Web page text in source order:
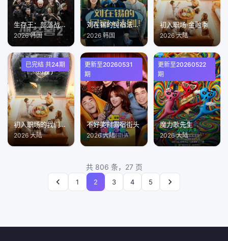
生存王：部落战争2
2026 韩国
刘在锡的民宿法则！
2026 韩国
初入职场·金融季
2026 大陆
已完结 共24期
初入职场的我们第六季
2026 大陆
更新至20260531
期
不好笑就露宿街头
2026 大陆
更新至20260522
期
魔力歌先生
2026 大陆
共 806 条，27 页
1 2 3 4 5